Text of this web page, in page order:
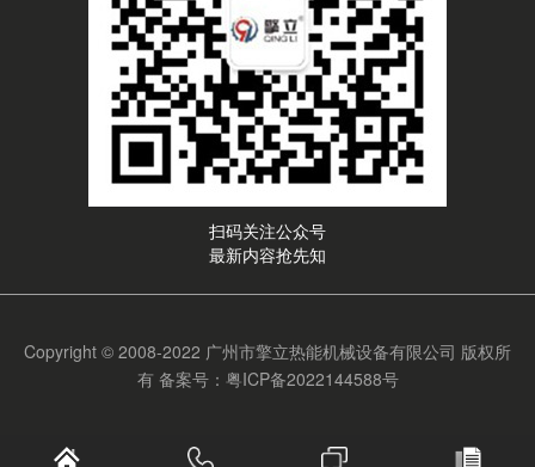
扫码关注公众号
最新内容抢先知
Copyright © 2008-2022 广州市擎立热能机械设备有限公司 版权所
有 备案号：粤ICP备2022144588号